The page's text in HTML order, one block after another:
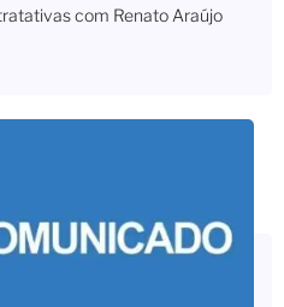
com Renato Araújo